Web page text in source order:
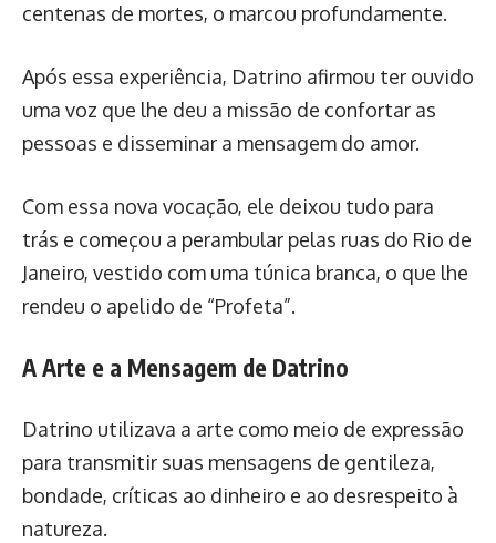
centenas de mortes, o marcou profundamente.
Após essa experiência, Datrino afirmou ter ouvido
uma voz que lhe deu a missão de confortar as
pessoas e disseminar a mensagem do amor.
Com essa nova vocação, ele deixou tudo para
trás e começou a perambular pelas ruas do Rio de
Janeiro, vestido com uma túnica branca, o que lhe
rendeu o apelido de “Profeta”.
A Arte e a Mensagem de Datrino
Datrino utilizava a arte como meio de expressão
para transmitir suas mensagens de gentileza,
bondade, críticas ao dinheiro e ao desrespeito à
natureza.